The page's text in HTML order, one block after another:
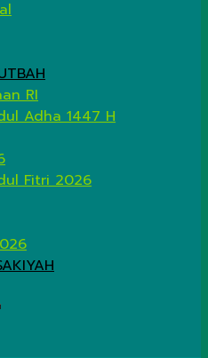
RI
Adha 1447 H
Fitri 2026